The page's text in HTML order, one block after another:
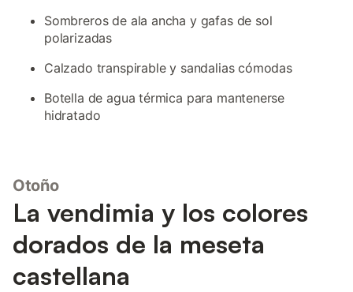
Sombreros de ala ancha y gafas de sol
polarizadas
Calzado transpirable y sandalias cómodas
Botella de agua térmica para mantenerse
hidratado
Otoño
La vendimia y los colores
dorados de la meseta
castellana